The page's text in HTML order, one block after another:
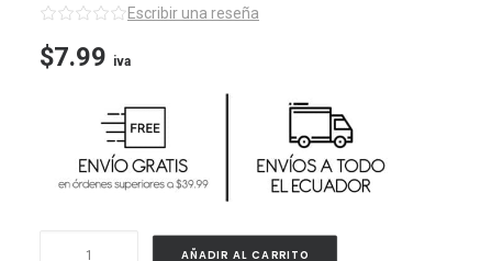
Escribir una reseña
$7.99 iva
AÑADIR AL CARRITO